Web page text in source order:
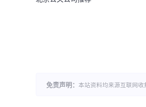
免责声明： 本站资料均来源互联网